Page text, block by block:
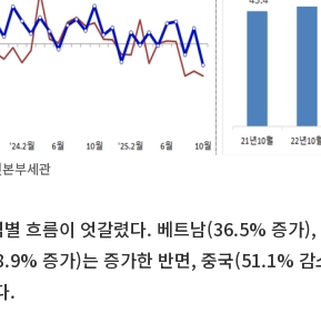
부세관
별 흐름이 엇갈렸다. 베트남(36.5% 증
증가)는 증가한 반면, 중국(51.1%
.